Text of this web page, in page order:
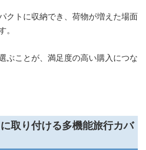
クトに収納でき、荷物が増えた場面
ぶことが、満足度の高い購入につな
取り付ける多機能旅行カバ